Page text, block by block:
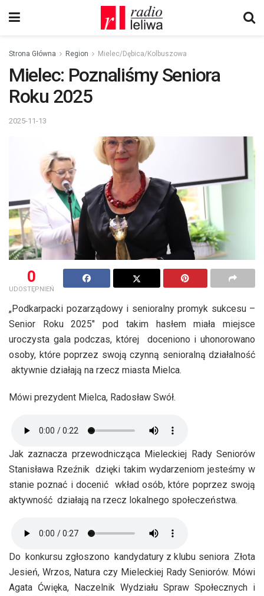
Strona Główna Region Mielec/Dębica/Kolbuszowa
Mielec: Poznaliśmy Seniora
Roku 2025
2025-11-13
0
UDOSTĘPNIEŃ
„Podkarpacki pozarządowy i senioralny promyk sukcesu –
Senior Roku 2025″ pod takim hasłem miała miejsce
uroczysta gala podczas, której doceniono i uhonorowano
osoby, które poprzez swoją czynną senioralną działalność
aktywnie działają na rzecz miasta Mielca.
Mówi prezydent Mielca, Radosław Swół.
Jak zaznacza przewodnicząca Mieleckiej Rady Seniorów
Stanisława Rzeźnik dzięki takim wydarzeniom jesteśmy w
stanie poznać i docenić wkład osób, które poprzez swoją
aktywność działają na rzecz lokalnego społeczeństwa.
Do konkursu zgłoszono kandydatury z klubu seniora Złota
Jesień, Wrzos, Natura czy Mieleckiej Rady Seniorów. Mówi
Agata Ćwięka, Naczelnik Wydziału Spraw Społecznych i